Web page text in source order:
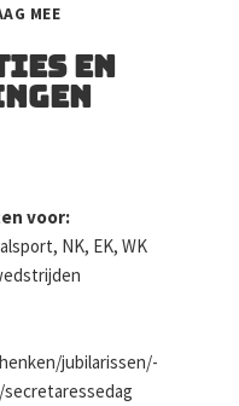
MEE
en
voor:
NK, EK, WK
­jubilarissen/­